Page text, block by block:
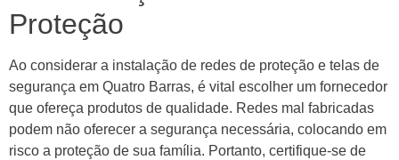
Proteção
Ao considerar a instalação de redes de proteção e telas de
segurança em Quatro Barras, é vital escolher um fornecedor
que ofereça produtos de qualidade. Redes mal fabricadas
podem não oferecer a segurança necessária, colocando em
risco a proteção de sua família. Portanto, certifique-se de